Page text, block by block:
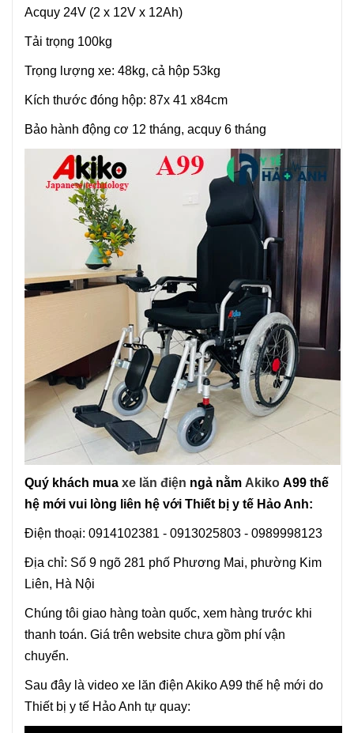
Acquy 24V (2 x 12V x 12Ah)
Tải trọng 100kg
Trọng lượng xe: 48kg, cả hộp 53kg
Kích thước đóng hộp: 87x 41 x84cm
Bảo hành động cơ 12 tháng, acquy 6 tháng
Quý khách mua xe lăn điện ngả nằm Akiko A99 thế
hệ mới vui lòng liên hệ với Thiết bị y tế Hảo Anh:
Điện thoại: 0914102381 - 0913025803 - 0989998123
Địa chỉ: Số 9 ngõ 281 phố Phương Mai, phường Kim
Liên, Hà Nội
Chúng tôi giao hàng toàn quốc, xem hàng trước khi
thanh toán. Giá trên website chưa gồm phí vận
chuyển.
Sau đây là video xe lăn điện Akiko A99 thế hệ mới do
Thiết bị y tế Hảo Anh tự quay: